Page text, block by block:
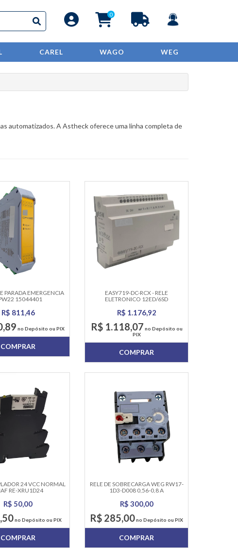
0
CAREL WAGO WEG
automatizados. A Astheck oferece uma linha completa de
PARADA EMERGENCIA
15044401
R$ 811,46
no Depósito ou PIX
COMPRAR
EASY719-DC-RCX - RELE
ELETRONICO 12ED/6SD
R$ 1.176,92
R$ 1.118,07 no Depósito ou
PIX
COMPRAR
24 VCC NORMAL
RE-XRU1D24
R$ 50,00
no Depósito ou PIX
COMPRAR
RELE DE SOBRECARGA WEG RW17-
1D3-D008 0,56-0,8 A
R$ 300,00
R$ 285,00no Depósito ou PIX
COMPRAR